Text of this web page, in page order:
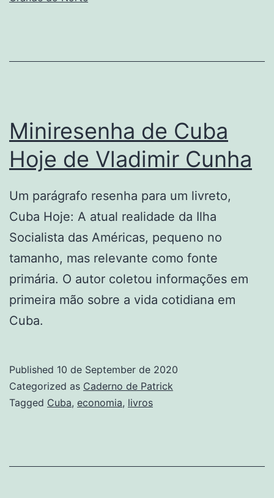
Miniresenha de Cuba
Hoje de Vladimir Cunha
Um parágrafo resenha para um livreto,
Cuba Hoje: A atual realidade da Ilha
Socialista das Américas, pequeno no
tamanho, mas relevante como fonte
primária. O autor coletou informações em
primeira mão sobre a vida cotidiana em
Cuba.
Published 10 de September de 2020
Categorized as Caderno de Patrick
Tagged Cuba, economia, livros